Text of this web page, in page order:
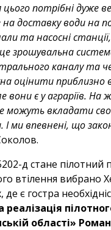
потрібні дуже
доставку води на
та насосні
зрошувальна
каналу
оцінити приблизно
є у аграріїв. На
можуть вкладати
ми впевнені, що
д стане пілотний
втілення вибрано
є гостра
області»